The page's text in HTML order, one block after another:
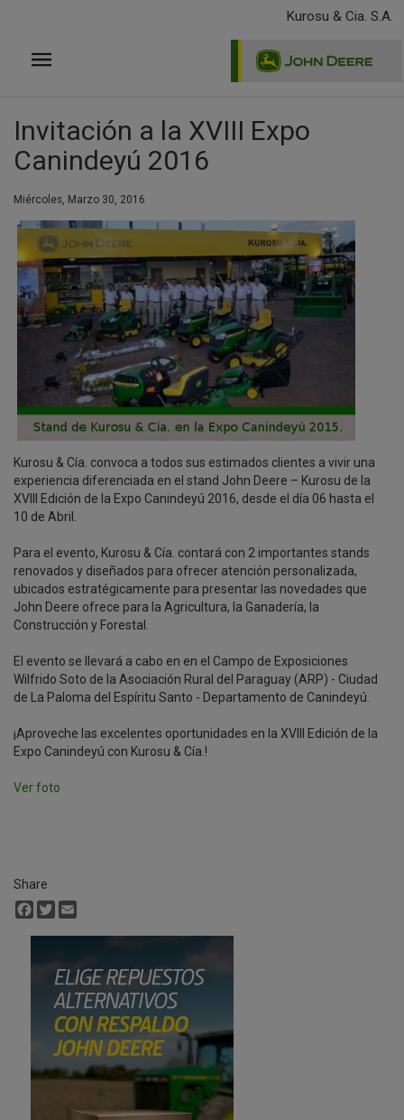
principal
Kurosu & Cia. S.A.
Invitación a la XVIII Expo
Canindeyú 2016
Miércoles, Marzo 30, 2016
Kurosu & Cía. convoca a todos sus estimados clientes a vivir una
experiencia diferenciada en el stand John Deere – Kurosu de la
XVIII Edición de la Expo Canindeyú 2016, desde el día 06 hasta el
10 de Abril.
Para el evento, Kurosu & Cía. contará con 2 importantes stands
renovados y diseñados para ofrecer atención personalizada,
ubicados estratégicamente para presentar las novedades que
John Deere ofrece para la Agricultura, la Ganadería, la
Construcción y Forestal.
El evento se llevará a cabo en en el Campo de Exposiciones
Wilfrido Soto de la Asociación Rural del Paraguay (ARP) - Ciudad
de La Paloma del Espíritu Santo - Departamento de Canindeyú.
¡Aproveche las excelentes oportunidades en la XVIII Edición de la
Expo Canindeyú con Kurosu & Cía.!
Ver foto
Share
Facebook
Twitter